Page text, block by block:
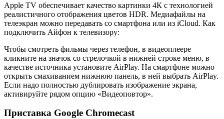
Apple TV обеспечивает качество картинки 4К с технологией
реалистичного отображения цветов HDR. Медиафайлы на
телеэкран можно передавать со смартфона или из iCloud. Как
подключить Айфон к телевизору:
Чтобы смотреть фильмы через телефон, в видеоплеере
кликните на значок со стрелочкой в нижней строке меню, в
качестве источника установите AirPlay. На смартфоне можно
открыть смахиванием нижнюю панель, в ней выбрать AirPlay.
Если надо полностью дублировать изображение экрана,
активируйте рядом опцию «Видеоповтор».
Приставка Google Chromecast